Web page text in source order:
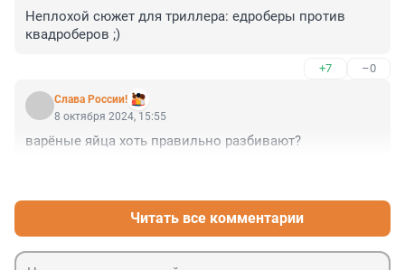
Неплохой сюжет для триллера: едроберы против
квадроберов ;)
+7 –0
Слава России!
8 октября 2024, 15:55
варёные яйца хоть правильно разбивают?
Читать все комментарии